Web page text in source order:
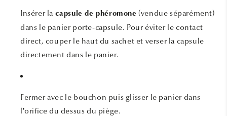
Insérer la capsule de phéromone (vendue séparément)
dans le panier porte-capsule. Pour éviter le contact
direct, couper le haut du sachet et verser la capsule
directement dans le panier.
Fermer avec le bouchon puis glisser le panier dans
l’orifice du dessus du piège.